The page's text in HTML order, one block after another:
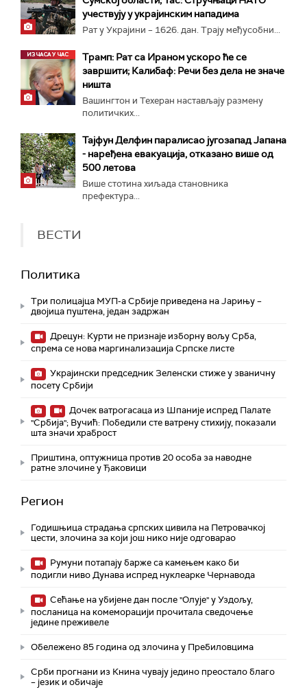
учествују у украјинским нападима
Рат у Украјини – 1626. дан. Трају међусобни...
Трамп: Рат са Ираном ускоро ће се
завршити; Калибаф: Речи без дела не значе
ништа
Вашингтон и Техеран настављају размену
политичких...
Тајфун Делфин паралисао југозапад Јапана
- наређена евакуација, отказано више од
500 летова
Више стотина хиљада становника
префектура...
ВЕСТИ
Политика
Три полицајца МУП-а Србије приведена на Јарињу –
двојица пуштена, један задржан
Дрецун: Курти не признаје изборну вољу Срба,
спрема се нова маргинализација Српске листе
Украјински председник Зеленски стиже у званичну
посету Србији
Дочек ватрогасаца из Шпаније испред Палате
"Србија"; Вучић: Победили сте ватрену стихију, показали
шта значи храброст
Приштина, оптужница против 20 особа за наводне
ратне злочине у Ђаковици
Регион
Годишњица страдања српских цивила на Петровачкој
цести, злочина за који још нико није одговарао
Румуни потапају барже са камењем како би
подигли ниво Дунава испред нуклеарке Чернавода
Сећање на убијене дан после "Олује" у Уздољу,
посланица на комеморацији прочитала сведочење
једине преживеле
Обележено 85 година од злочина у Пребиловцима
Срби прогнани из Книна чувају једино преостало благо
– језик и обичаје